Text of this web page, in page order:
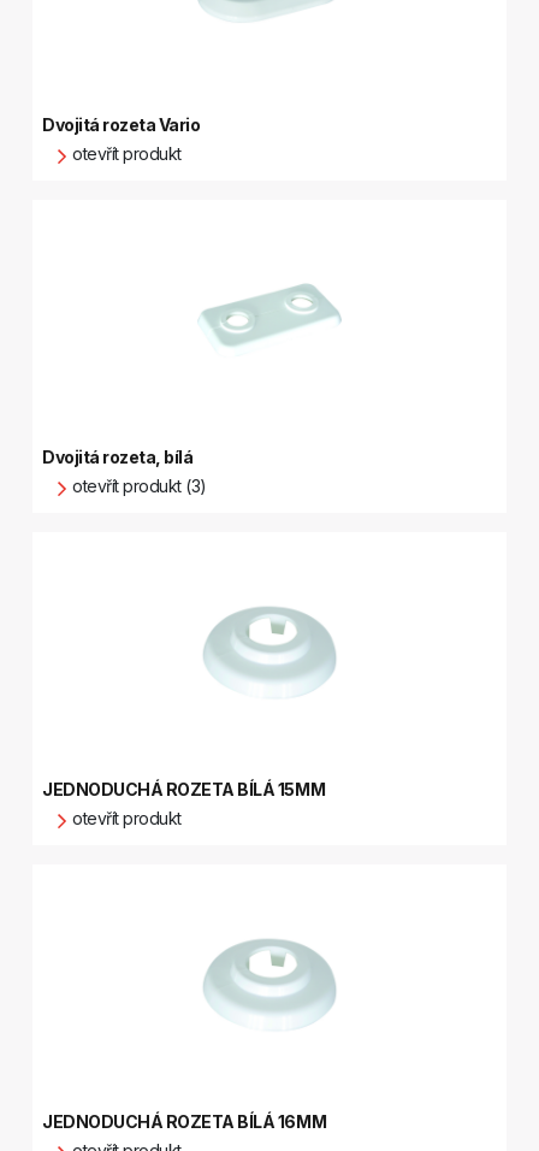
Dvojitá rozeta Vario
otevřít produkt
Dvojitá rozeta, bílá
otevřít produkt (3)
JEDNODUCHÁ ROZETA BÍLÁ 15MM
otevřít produkt
JEDNODUCHÁ ROZETA BÍLÁ 16MM